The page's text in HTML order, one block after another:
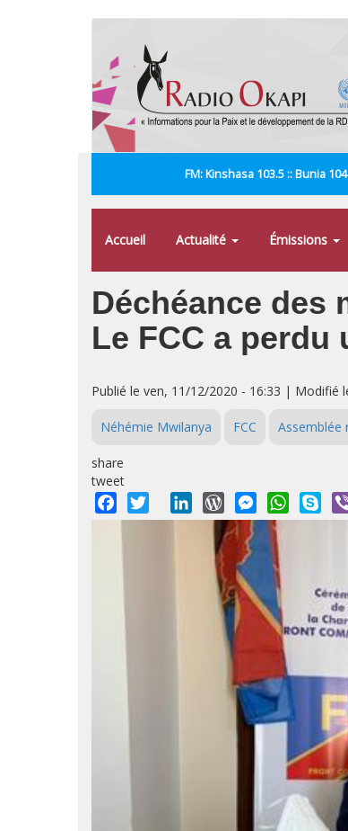
FM: Kinshasa 103.5 :: Bunia
Accueil Actualité Émissions
Déchéance des
Le FCC a
Publié le ven, 11/12/2020 - 16:33 | Modifié
Néhémie Mwilanya FCC Assemblée
share
tweet
Facebook
Twitter LinkedInWordPressMessenger